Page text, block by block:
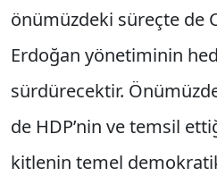
önümüzdeki süreçte de
Erdoğan yönetiminin
sürdürecektir.
de HDP’nin ve temsil
kitlenin temel